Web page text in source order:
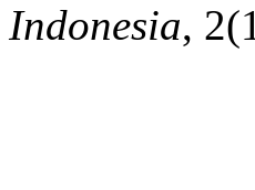
Indonesia,